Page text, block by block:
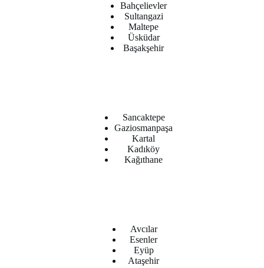
Bahçelievler
Sultangazi
Maltepe
Üsküdar
Başakşehir
Sancaktepe
Gaziosmanpaşa
Kartal
Kadıköy
Kağıthane
Avcılar
Esenler
Eyüp
Ataşehir